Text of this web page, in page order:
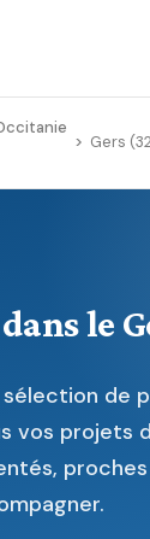
> Gers
le
de
vos projets